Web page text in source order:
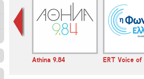
Athina 9.84 ERT Voice of